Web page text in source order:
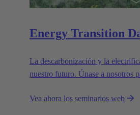
Energy Transition
La descarbonización y la
nuestro futuro. Únase a nosotros
Vea ahora los seminarios web